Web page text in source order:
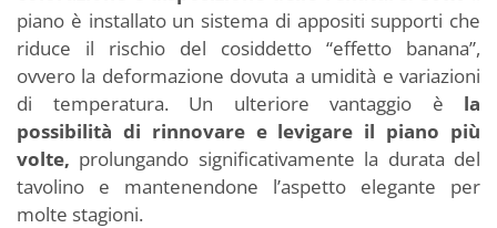
piano è installato un sistema di appositi supporti che
riduce il rischio del cosiddetto “effetto banana”,
ovvero la deformazione dovuta a umidità e variazioni
di temperatura. Un ulteriore vantaggio è la
possibilità di rinnovare e levigare il piano più
volte, prolungando significativamente la durata del
tavolino e mantenendone l’aspetto elegante per
molte stagioni.